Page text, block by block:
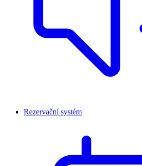
Rezervační systém